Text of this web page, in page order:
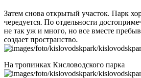
Затем снова открытый участок. Парк
чередуется. По отдельности
не так уж и много, но все вместе
создает пространство.
На тропинках Кисловодского парка